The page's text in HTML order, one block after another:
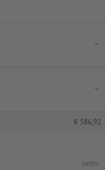
€ 586,92
netto